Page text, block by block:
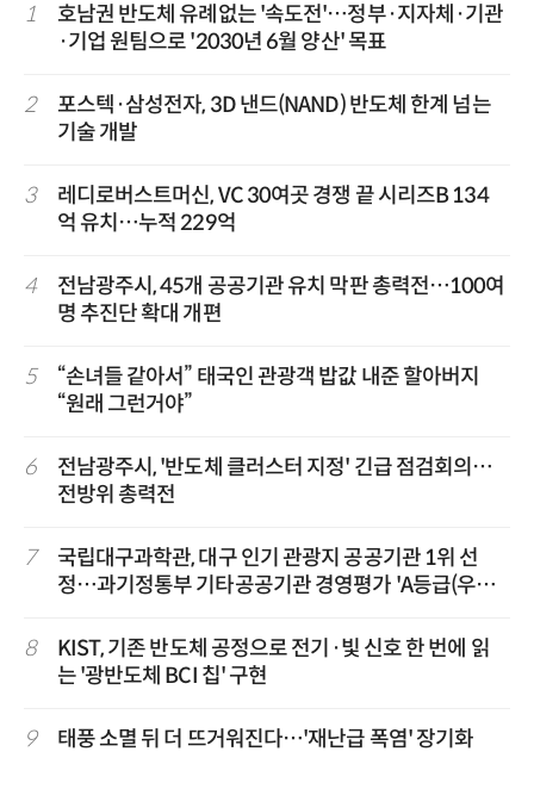
1
호남권 반도체 유례없는 '속도전'…정부·지자체·기관
·기업 원팀으로 '2030년 6월 양산' 목표
2
포스텍·삼성전자, 3D 낸드(NAND) 반도체 한계 넘는
기술 개발
3
레디로버스트머신, VC 30여곳 경쟁 끝 시리즈B 134
억 유치…누적 229억
4
전남광주시, 45개 공공기관 유치 막판 총력전…100여
명 추진단 확대 개편
5
“손녀들 같아서” 태국인 관광객 밥값 내준 할아버지
“원래 그런거야”
6
전남광주시, '반도체 클러스터 지정' 긴급 점검회의…
전방위 총력전
7
국립대구과학관, 대구 인기 관광지 공공기관 1위 선
정…과기정통부 기타공공기관 경영평가 'A등급(우수)'
8
KIST, 기존 반도체 공정으로 전기·빛 신호 한 번에 읽
는 '광반도체 BCI 칩' 구현
9 태풍 소멸 뒤 더 뜨거워진다…'재난급 폭염' 장기화